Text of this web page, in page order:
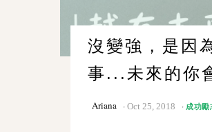
沒變強，是因
事...未來的你
Ariana Oct 25, 2018 成功勵